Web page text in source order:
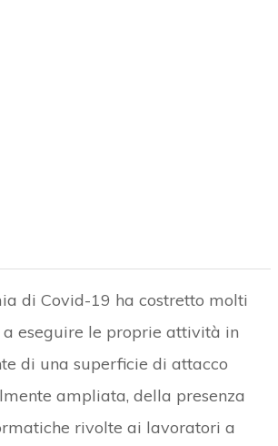
di Covid-19 ha costretto molti
eseguire le proprie attività in
di una superficie di attacco
ampliata, della presenza
rivolte ai lavoratori a